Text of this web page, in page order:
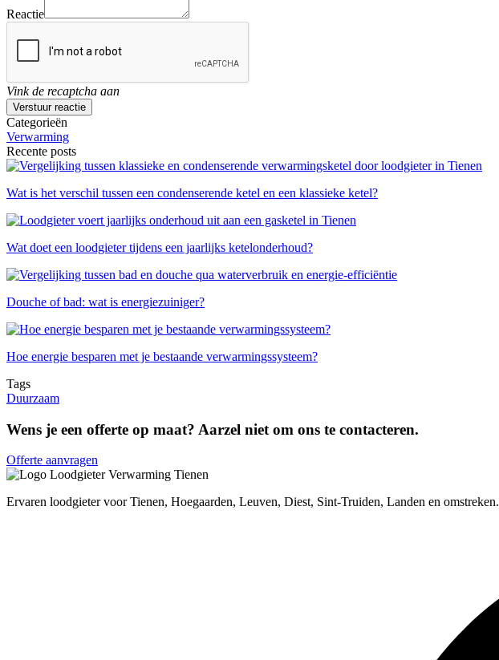
Reactie
Vink de recaptcha aan
Verstuur reactie
Categorieën
Verwarming
Recente posts
Wat is het verschil tussen een condenserende ketel en een klassieke ketel?
Wat doet een loodgieter tijdens een jaarlijks ketelonderhoud?
Douche of bad: wat is energiezuiniger?
Hoe energie besparen met je bestaande verwarmingssysteem?
Tags
Duurzaam
Wens je een offerte op maat? Aarzel niet om ons te contacteren.
Offerte aanvragen
Ervaren loodgieter voor Tienen, Hoegaarden, Leuven, Diest, Sint-Truiden, Landen en omstreken.